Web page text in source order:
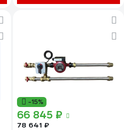
-15%
66 845 ₽
78 641 ₽